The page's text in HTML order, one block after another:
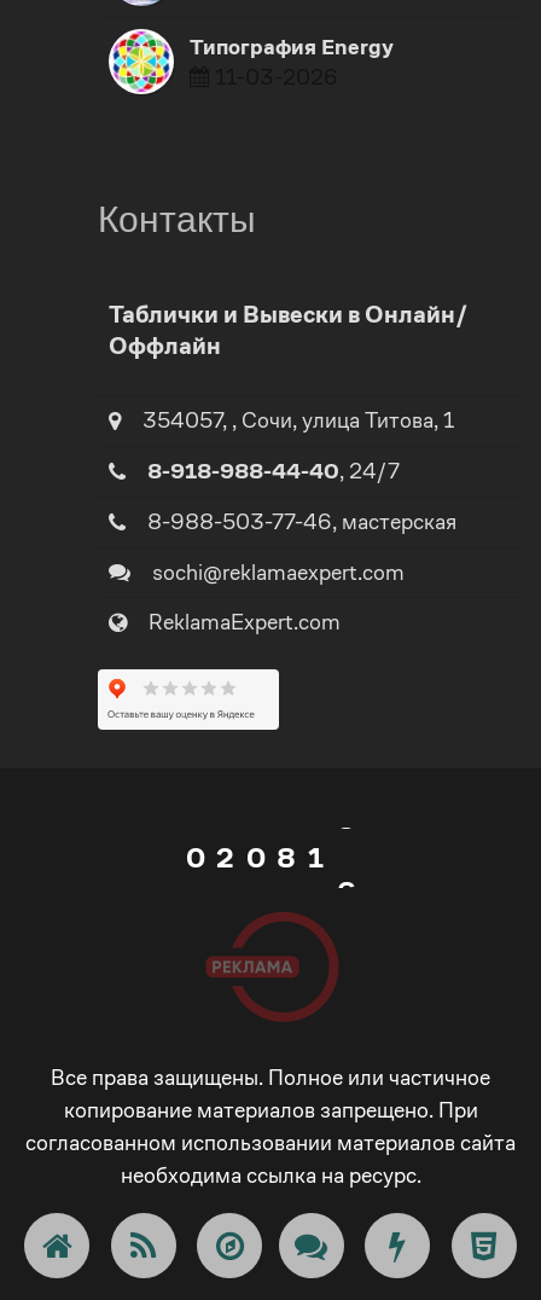
Типография Energy
Контакты
Таблички и Вывески в Онлайн/
Оффлайн
354057, , Сочи, улица Титова, 1
8-918-988-44-40, 24/7
8-988-503-77-46, мастерская
sochi@reklamaexpert.com
ReklamaExpert.com
0
3
4
5
0
2
5
6
7
0
1
2
3
4
5
2
4
5
8
9
_
-
+
!
1
2
3
4
5
6
1
6
7
9
_
-
Все права защищены. Полное или частичное
копирование материалов запрещено. При
согласованном использовании материалов сайта
необходима ссылка на ресурс.